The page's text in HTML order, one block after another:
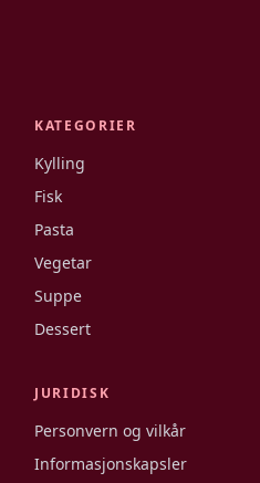
KATEGORIER
Kylling
Fisk
Pasta
Vegetar
Suppe
Dessert
JURIDISK
Personvern og vilkår
Informasjonskapsler